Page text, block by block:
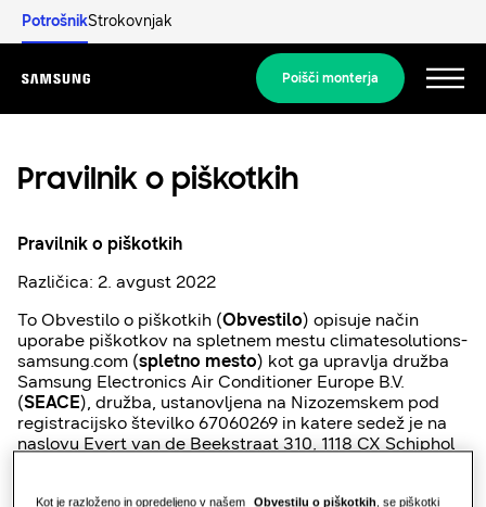
PotrošnikStrokovnjak
Menu
Poišči monterja
STANOVANJSKE REŠITVE
Kaj je toplotna črpalka in kako deluje?
Prednosti toplotne črpalke
Kaj je klimatska naprava in kako
Naše rešitve
REŠITVE ZA VAŠ DOM
Rešitve za klimatizacijo
Izdelki
O Samsungu
Pravilnik o piškotkih
Pravilnik o piškotkih
Različica: 2. avgust 2022
To Obvestilo o piškotkih (Obvestilo) opisuje način
uporabe piškotkov na spletnem mestu climatesolutions-
samsung.com (spletno mesto) kot ga upravlja družba
Samsung Electronics Air Conditioner Europe B.V.
(SEACE), družba, ustanovljena na Nizozemskem pod
registracijsko številko 67060269 in katere sedež je na
naslovu Evert van de Beekstraat 310, 1118 CX Schiphol
Kot je razloženo in opredeljeno v našem Obvestilu o piškotkih , se piškotki